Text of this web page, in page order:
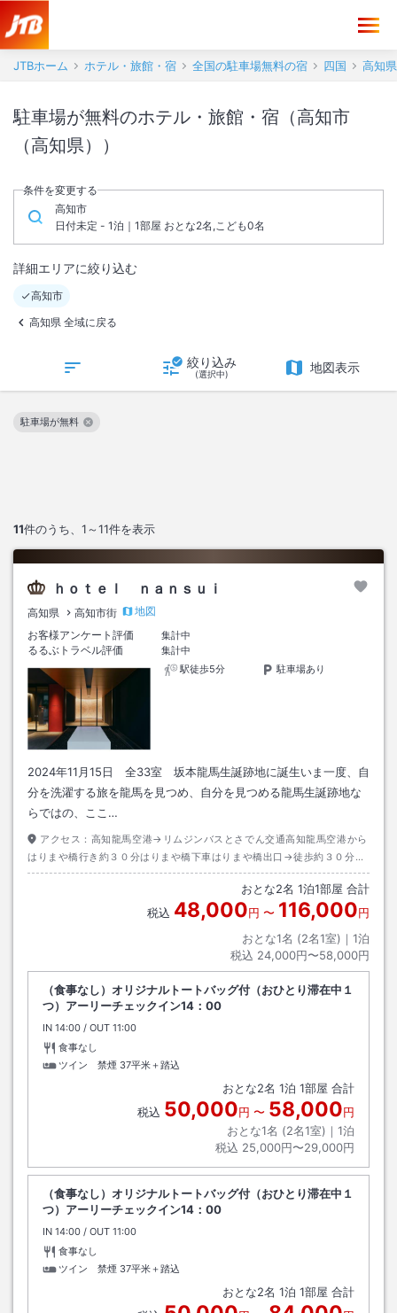
JTBホーム ホテル・旅館・宿 全国の駐車場無料の宿 四国 高知県
駐車場が無料のホテル・旅館・宿（高知市
（高知県））
条件を変更する
高知市
日付未定 - 1泊｜1部屋 おとな2名,こども0名
詳細エリアに絞り込む
高知市
高知県 全域に戻る
絞り込み
(選択中) 地図表示
11件のうち、 1～11件を表示
駐車場が無料
この絞り込み条件を解除
ｈｏｔｅｌ ｎａｎｓｕｉ
高知県 高知市街
地図
お客様アンケート評価
集計中
るるぶトラベル評価
集計中
駅徒歩5分
駐車場あり
2024年11月15日 全33室 坂本龍馬生誕跡地に誕生いま一度、自
分を洗濯する旅を龍馬を見つめ、自分を見つめる龍馬生誕跡地な
らではの、ここ…
アクセス： 高知龍馬空港→リムジンバスとさでん交通高知龍馬空港から
はりまや橋行き約３０分はりまや橋下車はりまや橋出口→徒歩約３０分ま
たはタクシー約１０分
おとな2名 1泊1部屋 合計
税込 48,000円 〜 116,000円
おとな1名 (2名1室)｜ 1泊
税込 24,000円〜58,000円
（食事なし）オリジナルトートバッグ付（おひとり滞在中１
つ）アーリーチェックイン14：00
IN チェックイン
14:00 / OUT チェックアウト
11:00
食事なし
ツイン 禁煙 37平米＋踏込
おとな2名 1泊 1部屋 合計
税込 50,000円 〜 58,000円
おとな1名 (2名1室)｜ 1泊
税込 25,000円〜29,000円
（食事なし）オリジナルトートバッグ付（おひとり滞在中１
つ）アーリーチェックイン14：00
IN チェックイン
14:00 / OUT チェックアウト
11:00
食事なし
ツイン 禁煙 37平米＋踏込
おとな2名 1泊 1部屋 合計